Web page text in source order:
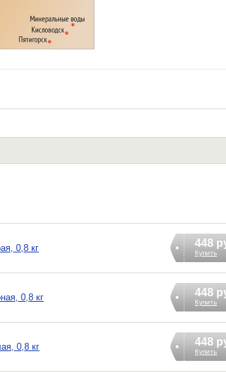
0,8 кг 448
Купить
0,8 кг 448
Купить
0,8 кг 448
Купить